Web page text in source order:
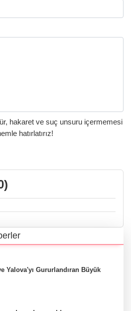
hakaret ve suç unsuru içermemesi
hatırlatırız!
)
Yalova'yı Gururlandıran Büyük